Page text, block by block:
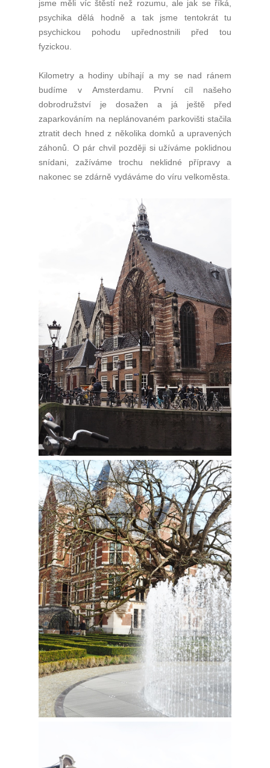
jsme měli víc štěstí než rozumu, ale jak se říká,
psychika dělá hodně a tak jsme tentokrát tu
psychickou pohodu upřednostnili před tou
fyzickou.
Kilometry a hodiny ubíhají a my se nad ránem
budíme v Amsterdamu. První cíl našeho
dobrodružství je dosažen a já ještě před
zaparkováním na neplánovaném parkovišti stačila
ztratit dech hned z několika domků a upravených
záhonů. O pár chvil později si užíváme poklidnou
snídani, zažíváme trochu neklidné přípravy a
nakonec se zdárně vydáváme do víru velkoměsta.